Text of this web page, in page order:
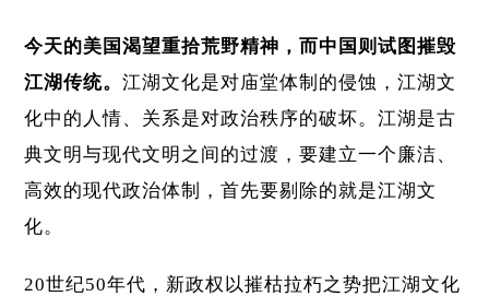
今天的美国渴望重拾荒野精神，而中国则试图摧毁
江湖传统。江湖文化是对庙堂体制的侵蚀，江湖文
化中的人情、关系是对政治秩序的破坏。江湖是古
典文明与现代文明之间的过渡，要建立一个廉洁、
高效的现代政治体制，首先要剔除的就是江湖文
化。
20世纪50年代，新政权以摧枯拉朽之势把江湖文化